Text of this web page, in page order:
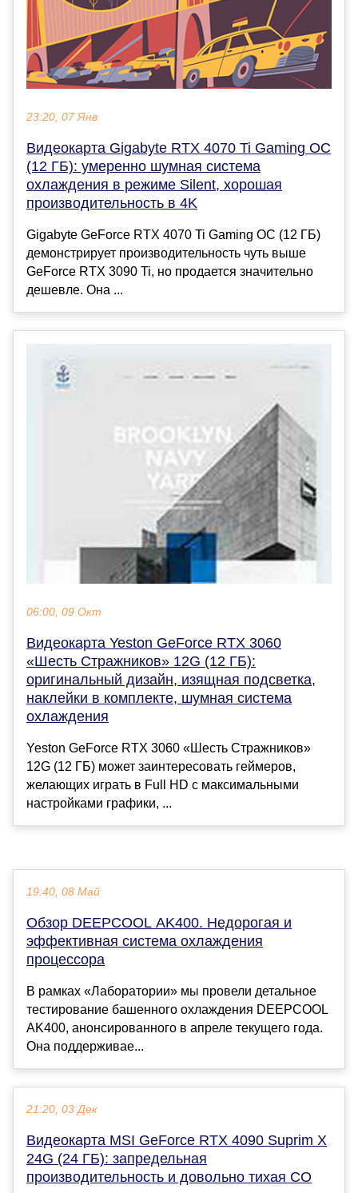
23:20, 07 Янв
Видеокарта Gigabyte RTX 4070 Ti Gaming OC
(12 ГБ): умеренно шумная система
охлаждения в режиме Silent, хорошая
производительность в 4K
Gigabyte GeForce RTX 4070 Ti Gaming OC (12 ГБ)
демонстрирует производительность чуть выше
GeForce RTX 3090 Ti, но продается значительно
дешевле. Она ...
06:00, 09 Окт
Видеокарта Yeston GeForce RTX 3060
«Шесть Стражников» 12G (12 ГБ):
оригинальный дизайн, изящная подсветка,
наклейки в комплекте, шумная система
охлаждения
Yeston GeForce RTX 3060 «Шесть Стражников»
12G (12 ГБ) может заинтересовать геймеров,
желающих играть в Full HD с максимальными
настройками графики, ...
19:40, 08 Май
Обзор DEEPCOOL AK400. Недорогая и
эффективная система охлаждения
процессора
В рамках «Лаборатории» мы провели детальное
тестирование башенного охлаждения DEEPCOOL
AK400, анонсированного в апреле текущего года.
Она поддерживае...
21:20, 03 Дек
Видеокарта MSI GeForce RTX 4090 Suprim X
24G (24 ГБ): запредельная
производительность и довольно тихая СО